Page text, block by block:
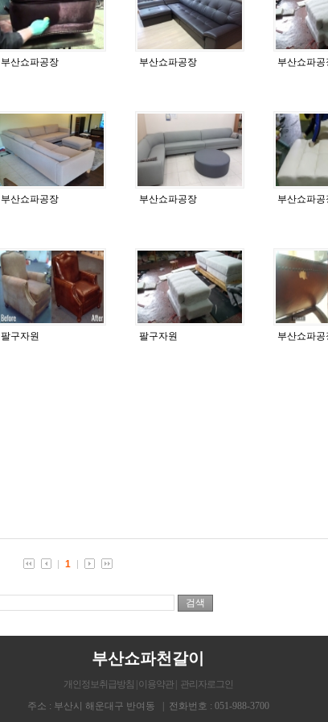
부산쇼파공장 부산쇼파공장 부산쇼파공
부산쇼파공장 부산쇼파공장 부산쇼파공
팔구자원 팔구자원 부산쇼파공
1
부산쇼파천갈이
개인정보취급방침 | 이용약관 | 관리자로그인
주소 : 부산시 해운대구 반여동 | 전화번호 : 051-988-3700